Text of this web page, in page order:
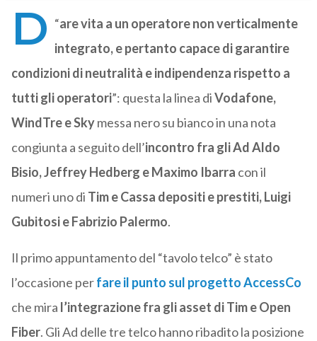
“
D
are vita a un operatore non verticalmente
integrato, e pertanto capace di garantire
condizioni di neutralità e indipendenza rispetto a
tutti gli operatori”: questa la linea diVodafone,
WindTre e Skymessa nero su bianco in una nota
congiunta a seguito dell’incontro fra gli Ad Aldo
Bisio, Jeffrey Hedberg e Maximo Ibarra con il
numeri uno di Tim e Cassa depositi e prestiti, Luigi
Gubitosi e Fabrizio Palermo.
Il primo appuntamento del “tavolo telco” è stato
l’occasione perfare il punto sul progetto AccessCo
che mira l’integrazione fra gli asset di Tim e Open
Fiber. Gli Ad delle tre telco hanno ribadito la posizione